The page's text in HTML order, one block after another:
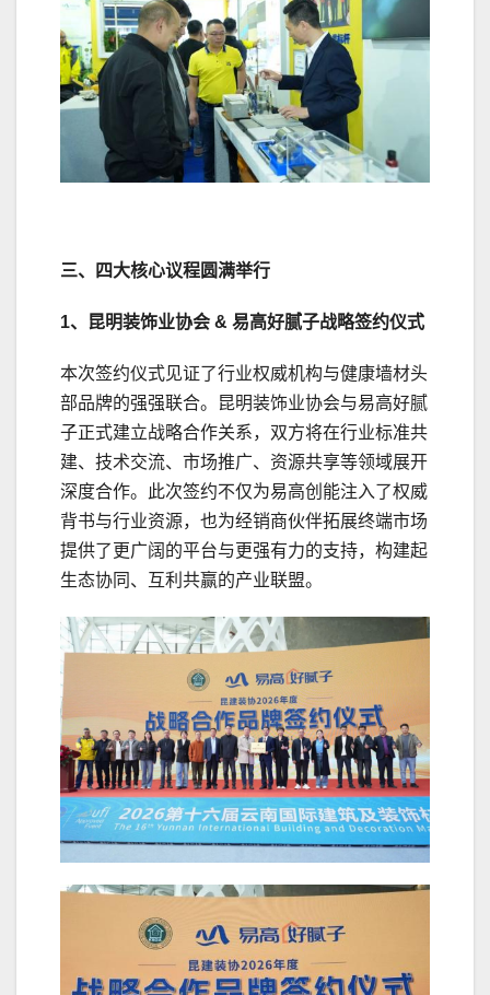
三、四大核心议程圆满举行
1、昆明装饰业协会 & 易高好腻子战略签约仪式
本次签约仪式见证了行业权威机构与健康墙材头
部品牌的强强联合。昆明装饰业协会与易高好腻
子正式建立战略合作关系，双方将在行业标准共
建、技术交流、市场推广、资源共享等领域展开
深度合作。此次签约不仅为易高创能注入了权威
背书与行业资源，也为经销商伙伴拓展终端市场
提供了更广阔的平台与更强有力的支持，构建起
生态协同、互利共赢的产业联盟。